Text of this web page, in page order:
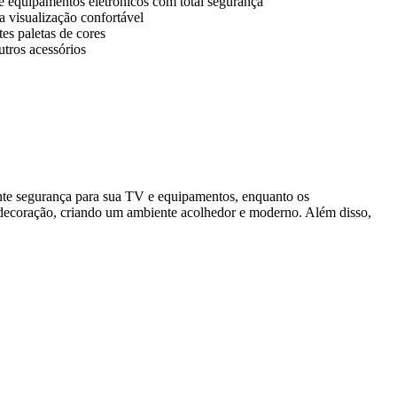
visualização confortável
paletas de cores
acessórios
segurança para sua TV e equipamentos, enquanto os
criando um ambiente acolhedor e moderno. Além disso,